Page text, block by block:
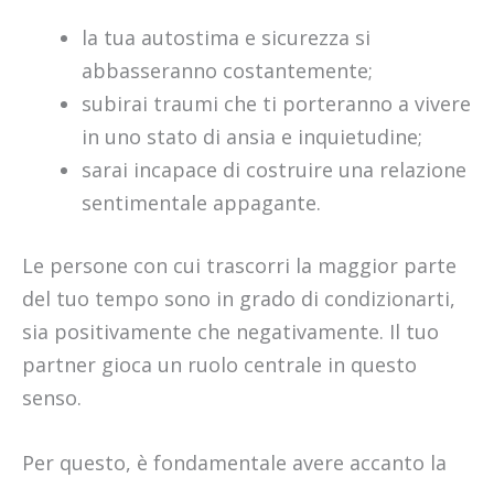
la tua autostima e sicurezza si
abbasseranno costantemente;
subirai traumi che ti porteranno a vivere
in uno stato di ansia e inquietudine;
sarai incapace di costruire una relazione
sentimentale appagante.
Le persone con cui trascorri la maggior parte
del tuo tempo sono in grado di condizionarti,
sia positivamente che negativamente. Il tuo
partner gioca un ruolo centrale in questo
senso.
Per questo, è fondamentale avere accanto la